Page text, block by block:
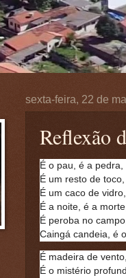
sexta-feira, 22 de
Reflexão
É o pau, é a
É um resto de
É um caco de
É a noite, é a
É peroba no
Caingá candeia, é
É madeira de
É o mistério